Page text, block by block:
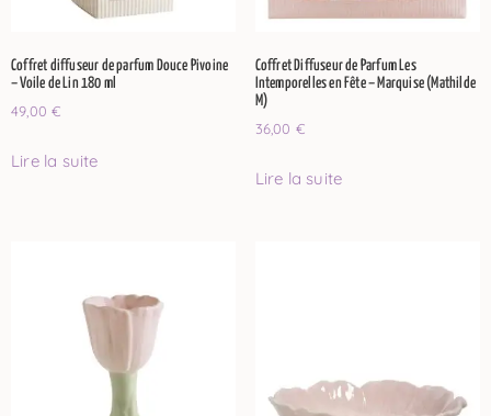
Coffret diffuseur de parfum Douce Pivoine
– Voile de Lin 180 ml
49,00€
Lire la suite
Coffret Diffuseur de Parfum Les
Intemporelles en Fête – Marquise (Mathilde
M)
36,00 €
Lire la suite